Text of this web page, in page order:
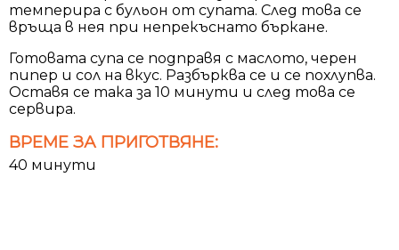
темперира с бульон от супата. След това се
връща в нея при непрекъснато бъркане.
Готовата супа се подправя с маслото, черен
пипер и сол на вкус. Разбърква се и се похлупва.
Оставя се така за 10 минути и след това се
сервира.
ВРЕМЕ ЗА ПРИГОТВЯНЕ:
40 минути